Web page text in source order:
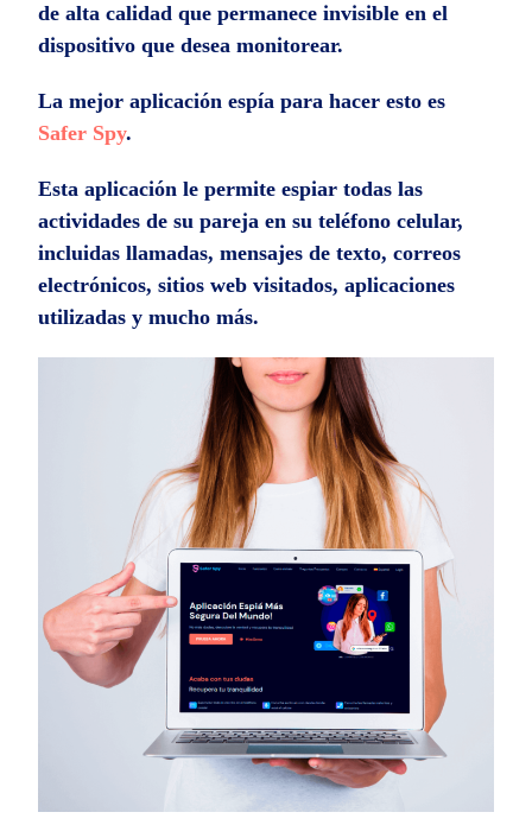
de alta calidad que permanece invisible en el
dispositivo que desea monitorear.
La mejor aplicación espía para hacer esto es
Safer Spy.
Esta aplicación le permite espiar todas las
actividades de su pareja en su teléfono celular,
incluidas llamadas, mensajes de texto, correos
electrónicos, sitios web visitados, aplicaciones
utilizadas y mucho más.